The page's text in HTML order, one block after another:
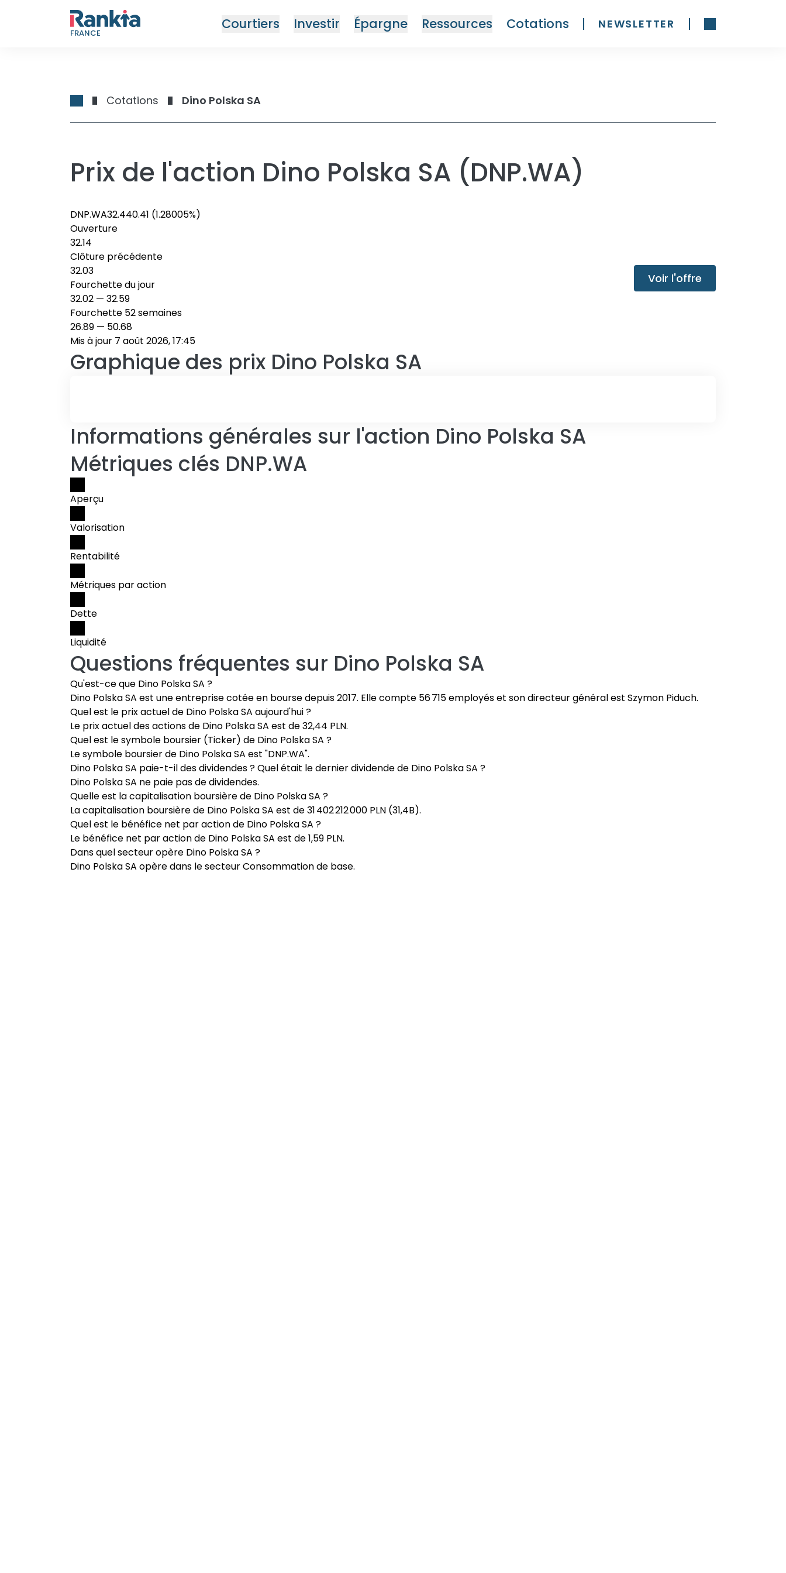
FRANCE
Courtiers Investir Épargne Ressources Cotations NEWSLETTER
Cotations Dino Polska SA
Prix de l'action Dino Polska SA (DNP.WA)
DNP.WA32.440.41 (1.28005%)
Ouverture
32.14
Clôture précédente
32.03
Fourchette du jour
32.02 — 32.59
Fourchette 52 semaines
26.89 — 50.68
Mis à jour 7 août 2026, 17:45
Voir l'offre
Graphique des prix Dino Polska SA
Informations générales sur l'action Dino Polska SA
Métriques clés DNP.WA
Aperçu
Valorisation
Rentabilité
Métriques par action
Dette
Liquidité
Questions fréquentes sur Dino Polska SA
Qu'est-ce que Dino Polska SA ?
Dino Polska SA est une entreprise cotée en bourse depuis 2017. Elle compte 56 715 employés et son directeur général est Szymon Piduch.
Quel est le prix actuel de Dino Polska SA aujourd'hui ?
Le prix actuel des actions de Dino Polska SA est de 32,44 PLN.
Quel est le symbole boursier (Ticker) de Dino Polska SA ?
Le symbole boursier de Dino Polska SA est "DNP.WA".
Dino Polska SA paie-t-il des dividendes ? Quel était le dernier dividende de Dino Polska SA ?
Dino Polska SA ne paie pas de dividendes.
Quelle est la capitalisation boursière de Dino Polska SA ?
La capitalisation boursière de Dino Polska SA est de 31 402 212 000 PLN (31,4B).
Quel est le bénéfice net par action de Dino Polska SA ?
Le bénéfice net par action de Dino Polska SA est de 1,59 PLN.
Dans quel secteur opère Dino Polska SA ?
Dino Polska SA opère dans le secteur Consommation de base.